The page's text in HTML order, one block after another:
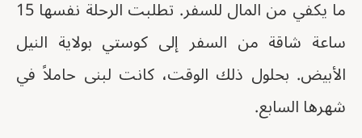
ما يكفي من المال للسفر. تطلبت الرحلة نفسها 15
ساعة شاقة من السفر إلى كوستي بولاية النيل
الأبيض. بحلول ذلك الوقت، كانت لبنى حاملاً في
شهرها السابع.